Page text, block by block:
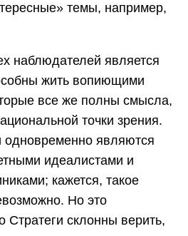
темы, например,
наблюдателей является
жить вопиющими
все же полны смысла,
точки зрения.
одновременно являются
идеалистами и
кажется, такое
Но это
Стратеги склонны верить,